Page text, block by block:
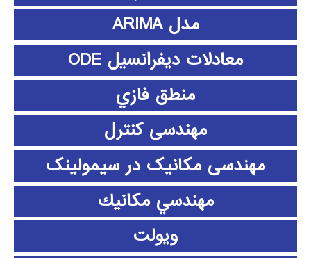
مدل ARIMA
معادلات دیفرانسیل ODE
منطق فازي
مهندسی کنترل
مهندسی مکانیک در سیمولینک
مهندسي مكانيك
ویولت